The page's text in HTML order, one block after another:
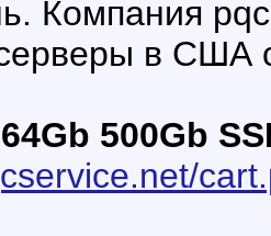
Компания
в США
500Gb